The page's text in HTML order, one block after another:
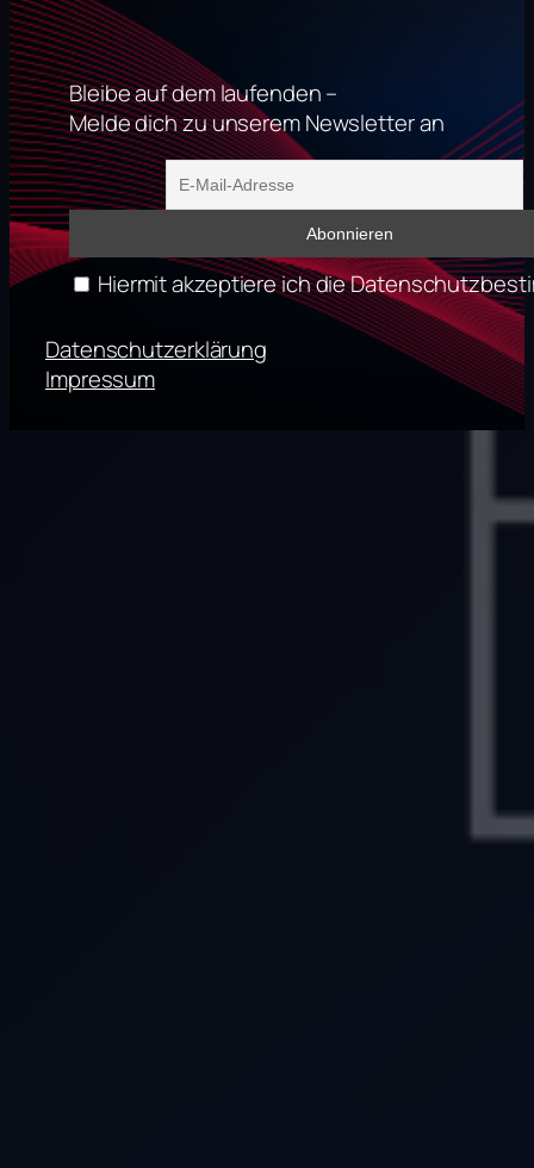
Bleibe auf dem laufenden –
Melde dich zu unserem Newsletter an
Hiermit akzeptiere ich die
Datenschutzerklärung
Impressum